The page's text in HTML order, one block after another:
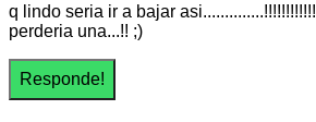
q lindo seria ir a bajar
perderia una...!! ;)